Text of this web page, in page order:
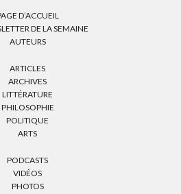
D’ACCUEIL
DE LA SEMAINE
AUTEURS
ARTICLES
ARCHIVES
LITTÉRATURE
PHILOSOPHIE
POLITIQUE
ARTS
PODCASTS
VIDÉOS
PHOTOS